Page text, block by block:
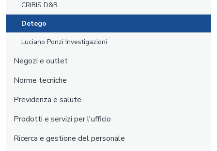
CRIBIS D&B
Detego
Luciano Ponzi Investigazioni
Negozi e outlet
Norme tecniche
Previdenza e salute
Prodotti e servizi per l'ufficio
Ricerca e gestione del personale